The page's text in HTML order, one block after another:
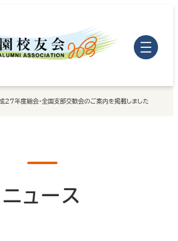
27年度総会・全国支部交歓会のご案内を掲載しました
ニュース